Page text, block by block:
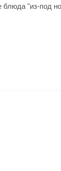
блюда "из-под